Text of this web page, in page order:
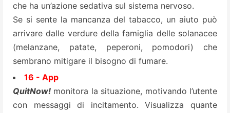
che ha un’azione sedativa sul sistema nervoso.
Se si sente la mancanza del tabacco, un aiuto può
arrivare dalle verdure della famiglia delle solanacee
(melanzane, patate, peperoni, pomodori) che
sembrano mitigare il bisogno di fumare.
16 - App
QuitNow! monitora la situazione, motivando l’utente
con messaggi di incitamento. Visualizza quante